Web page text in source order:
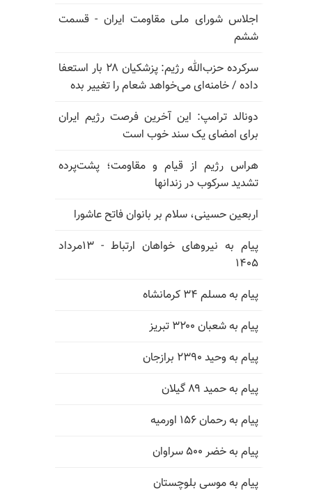
اجلاس شورای ملی مقاومت ایران - قسمت
ششم
سرکرده حزب‌الله رژیم: پزشکیان ۲۸ بار استعفا
داده / خامنه‌ای می‌خواهد شعام را تغییر بده
دونالد ترامپ: این آخرین فرصت رژیم ایران
برای امضای یک سند خوب است
هراس رژیم از قیام و مقاومت؛ پشت‌پرده
تشدید سرکوب در زندانها
اربعین حسینی، سلام بر بانوان فاتح عاشورا
پیام به نیروهای خواهان ارتباط - ۱۳مرداد
۱۴۰۵
پیام به مسلم ۳۴ کرمانشاه
پیام به شعبان ۳۲۰۰ تبریز
پیام به وحید ۲۳۹۰ برازجان
پیام به حمید ۸۹ گیلان
پیام به رحمان ۱۵۶ اورمیه
پیام به خضر ۵۰۰ سراوان
پیام به موسی بلوچستان